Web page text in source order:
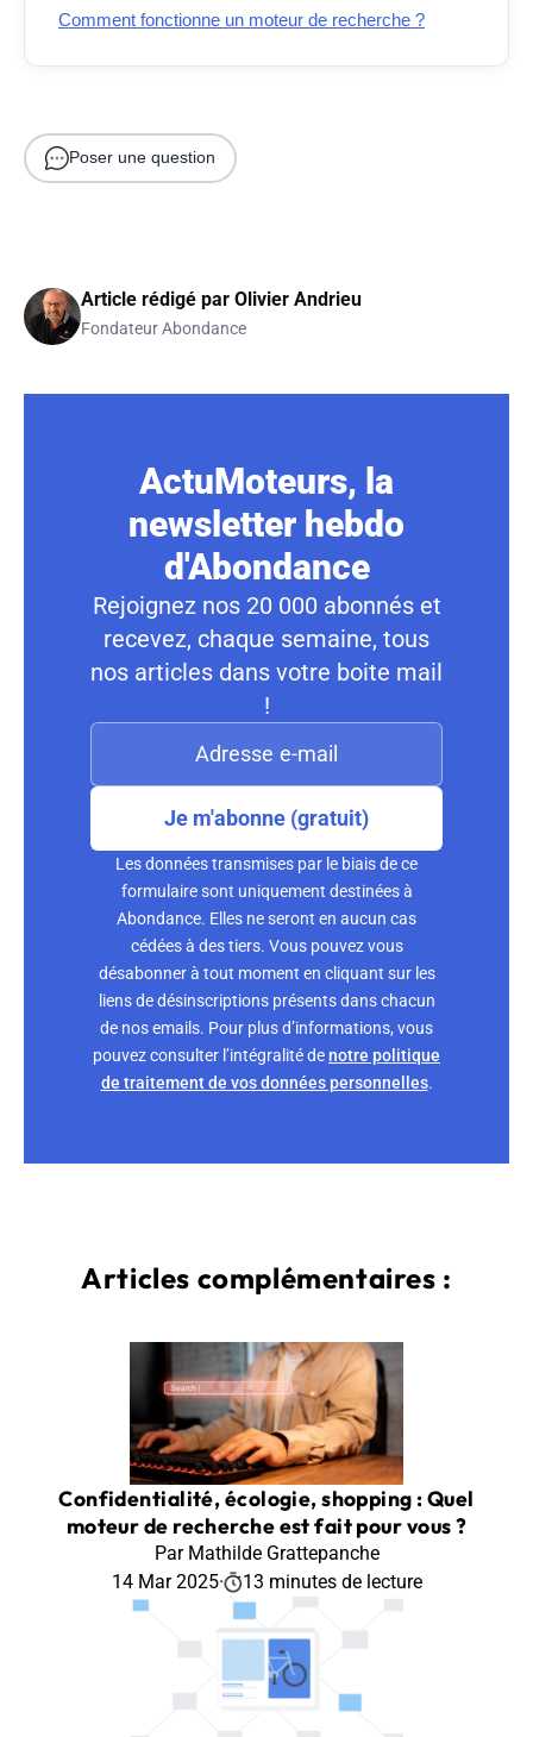
Comment fonctionne un moteur de recherche ?
Poser une question
Article rédigé par Olivier Andrieu
Fondateur Abondance
ActuMoteurs, la
newsletter hebdo
d'Abondance
Rejoignez nos 20 000 abonnés et
recevez, chaque semaine, tous
nos articles dans votre boite mail
!
Je m'abonne (gratuit)
Les données transmises par le biais de ce
formulaire sont uniquement destinées à
Abondance. Elles ne seront en aucun cas
cédées à des tiers. Vous pouvez vous
désabonner à tout moment en cliquant sur les
liens de désinscriptions présents dans chacun
de nos emails. Pour plus d’informations, vous
pouvez consulter l’intégralité denotre politique
de traitement de vos données personnelles.
Articles complémentaires :
Confidentialité, écologie, shopping : Quel
moteur de recherche est fait pour vous ?
Par Mathilde Grattepanche
14 Mar 2025· 13 minutes de lecture